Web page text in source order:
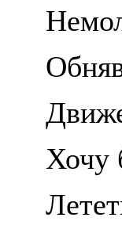
Хочу